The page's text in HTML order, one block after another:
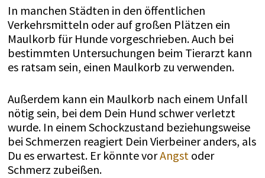
In manchen Städten in den öffentlichen
Verkehrsmitteln oder auf großen Plätzen ein
Maulkorb für Hunde vorgeschrieben. Auch bei
bestimmten Untersuchungen beim Tierarzt kann
es ratsam sein, einen Maulkorb zu verwenden.
Außerdem kann ein Maulkorb nach einem Unfall
nötig sein, bei dem Dein Hund schwer verletzt
wurde. In einem Schockzustand beziehungsweise
bei Schmerzen reagiert Dein Vierbeiner anders, als
Du es erwartest. Er könnte vorAngstoder
Schmerz zubeißen.